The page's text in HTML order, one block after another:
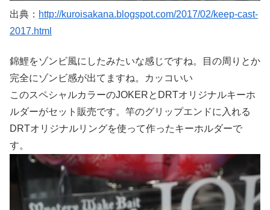
出典： http://kuroisakana.blogspot.com/2017/02/keep-cast-
2017.html
錦鯉をゾンビ風にしたみたいな感じですね。目の周りとか
完全にゾンビ感が出てますね。カッコいい
このスペシャルカラーのJOKERとDRTオリジナルキーホ
ルダーがセット販売です。竿のグリップエンドに入れる
DRTオリジナルリングを使って作ったキーホルダーで
す。